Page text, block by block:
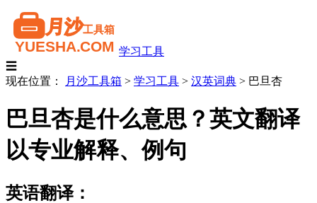
学习工具
☰
现在位置：
月沙工具箱 > 学习工具 > 汉英词典 > 巴旦杏
巴旦杏是什么意思？英文翻译
以专业解释、例句
英语翻译：